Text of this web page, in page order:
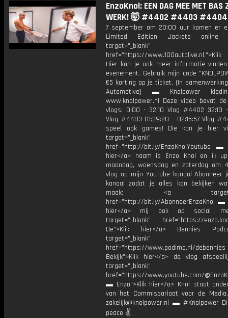
EnzoKnol: EEN DAG MEE MET BAS
WERK! 🤯 #4402 #4403 #4404
7 september om 20:00 uur komen er
Limited Edition Jackets
target="_blank"
href="https://
Hier kan je ook meer informatie
evenement. Gebruik mijn code
€5 korting op je ticket. (In
Automotive) ▬ Knolpower
www.knolpower.nl Deze video bevat
vlogs: 0:00 - 32:10 Vlog #4402 32:10
Vlog #4403 01:39:20 - 02:15:57 Vlog
speel ook games! Die kan je hier
target="_blank"
href="http://bit.ly/EnzoKnolYoutube ▬
hier</a> naam is Enzo Knol en ik
maandag, woensdag en zaterdag om
vlog op mijn YouTube kanaal Abonneer
kanaal zodat je alles kan bekijken
maak: <a
href="http://bit.ly/AbonneerEnzoKnol ▬
hier</a> mij ook op social
target="_blank" href="https://
De">Klik hier</a> Bennies
target="_blank"
href="https://www.podimo.nl/debennies
Bekijk">Klik hier</a> de vlog
target="_blank"
href="https://www.youtube.com/
▬ Enzo">Klik hier</a> Knol staat
van het Commissariaat voor de
zakelijk@knolpower.nl ▬ #Knolpower
peace ✌